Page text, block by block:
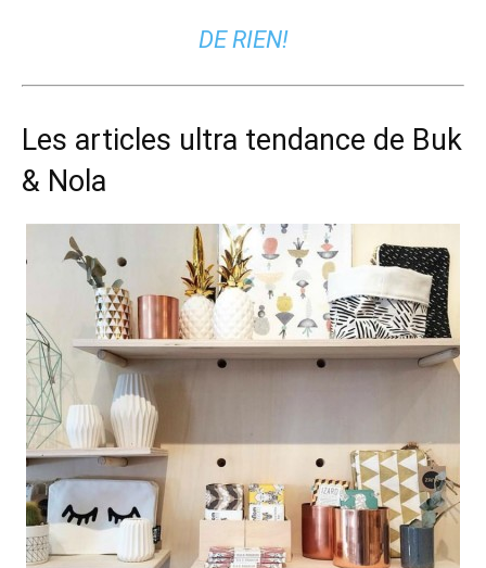
DE RIEN!
Les articles ultra tendance de Buk
& Nola